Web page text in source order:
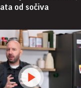
od sočiva